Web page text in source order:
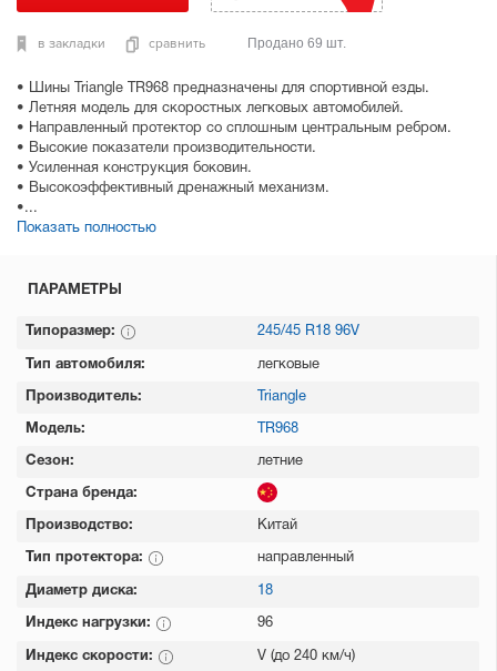
• Шины Triangle TR968 предназначены для спортивной езды.
• Летняя модель для скоростных легковых автомобилей.
• Направленный протектор со сплошным центральным ребром.
• Высокие показатели производительности.
• Усиленная конструкция боковин.
• Высокоэффективный дренажный механизм.
•...
Показать полностью
в закладки сравнить Продано 69 шт.
ПАРАМЕТРЫ
Типоразмер: 245/45 R18 96V
Тип автомобиля: легковые
Производитель: Triangle
Модель: TR968
Сезон: летние
Страна бренда:
Производство: Китай
Тип протектора: направленный
Диаметр диска: 18
Индекс нагрузки: 96
Индекс скорости: V (до 240 км/ч)